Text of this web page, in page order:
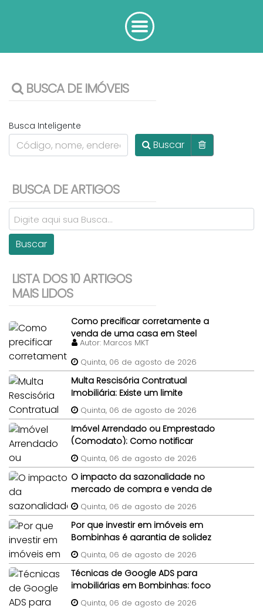
BUSCA DE IMÓVEIS
Busca Inteligente
Buscar
BUSCA DE ARTIGOS
LISTA DOS 10 ARTIGOS
MAIS LIDOS
Como precificar corretamente a
venda de uma casa em Steel
Frame?
Autor: Marcos MKT
Quinta, 06 de agosto de 2026
Multa Rescisória Contratual
Imobiliária: Existe um limite
percentual máximo para a multa
de quebra de contrato de
compra e venda do imóvel?
Quinta, 06 de agosto de 2026
Imóvel Arrendado ou Emprestado
(Comodato): Como notificar
legalmente um morador gratuito
para desocupar antes da venda?
Quinta, 06 de agosto de 2026
O impacto da sazonalidade no
mercado de compra e venda de
imóveis: um panorama completo
Quinta, 06 de agosto de 2026
Por que investir em imóveis em
Bombinhas é garantia de solidez
patrimonial?
Quinta, 06 de agosto de 2026
Técnicas de Google ADS para
imobiliárias em Bombinhas: foco
em imóveis de terceiros
Quinta, 06 de agosto de 2026